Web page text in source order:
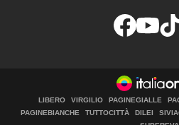
LIBERO VIRGILIO PAGINEGIALLE
PAGINEBIANCHE
TUTTOCITTÀ DILEI